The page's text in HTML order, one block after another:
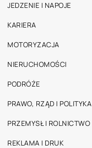
JEDZENIE I NAPOJE
KARIERA
MOTORYZACJA
NIERUCHOMOŚCI
PODRÓŻE
PRAWO, RZĄD I POLITYKA
PRZEMYSŁ I ROLNICTWO
REKLAMA I DRUK